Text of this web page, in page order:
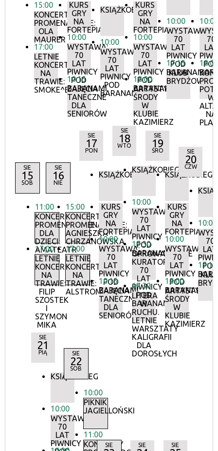
15:00
KONCERTY
PROMENADOWE:
OLA
MAURER
17:00
LETNIE
KONCERTY
NA
TRAWIE:
SMOKE^BLUES
KURS
GRY
NA
FORTEPIANIE
10:00
WYSTAWA:
70
LAT
PIWNICY
POD
BARANAMI
10:15
ZAJĘCIA
TANECZNE
DLA
SENIORÓW
KSIĄŻKOBIEG
10:00
WYSTAWA:
70
LAT
PIWNICY
POD
BARANAMI
KURS
GRY
NA
FORTEPIANIE
10:00
WYSTAWA:
70
LAT
PIWNICY
POD
BARANAMI
18:00
ARTYSTYCZNE
ŚRODY
W
KLUBIE
KAZIMIERZ
10:00
WYSTAWA:
70
LAT
PIWNICY
POD
BARANAMI
17:15
KLUB
BRYDŻOWY
10:00
70
LAT
18:00
W
NA
SIE
15
SOB
11:00
KONCERTY
PROMENADOWE
DLA
DZIECI:
AMATEATR
17:00
LETNIE
KONCERTY
NA
TRAWIE:
FILIP
SZOSTEK
I
SZYMON
MIKA
SIE
16
NIE
15:00
KONCERTY
PROMENADOWE:
AGNIESZKA
CHRZANOWSKA
17:00
LETNIE
KONCERTY
NA
TRAWIE:
ALSTROMERIE
SIE
17
PON
KSIĄŻKOBIEG
KURS
GRY
NA
FORTEPIANIE
10:00
WYSTAWA:
70
LAT
PIWNICY
POD
BARANAMI
10:15
ZAJĘCIA
TANECZNE
DLA
SENIORÓW
SIE
18
WTO
KSIĄŻKOBIEG
10:00
WYSTAWA:
70
LAT
PIWNICY
POD
BARANAMI
17:30
OPROWADZANIE
KURATORSKIE:
70
LAT
PIWNICY
POD
BARANAMI
17:30
LITERA
W
RUCHU.
LETNIE
WARSZTATY
KALIGRAFII
DLA
DOROSŁYCH
SIE
19
ŚRO
KSIĄŻKOBIEG
KURS
GRY
NA
FORTEPIANIE
10:00
WYSTAWA:
70
LAT
PIWNICY
POD
BARANAMI
18:00
ŚRODY
W
KLUBIE
KAZIMIERZ
SIE
20
CZW
10:00
70
LAT
POD
17:15
SIE
21
PIĄ
KSIĄŻKOBIEG
10:00
WYSTAWA:
70
LAT
PIWNICY
SIE
22
SOB
10:00
PIKNIK
JAGIELLOŃSKI
11:00
KONCERTY
SIE SIE SIE